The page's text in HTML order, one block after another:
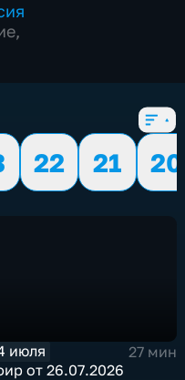
,
22 21
20
июля
27 мин
от 26.07.2026